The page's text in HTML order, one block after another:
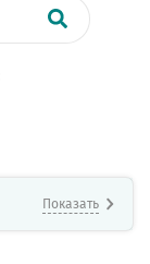
Показать